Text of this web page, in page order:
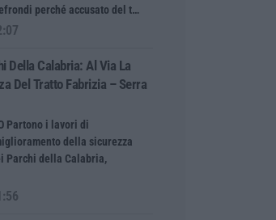
perché accusato del t…
Della Calabria: Al Via La
Del Tratto Fabrizia – Serra
Partono i lavori di
della sicurezza
Parchi della Calabria,